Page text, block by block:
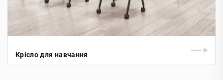
Крісло для навчання